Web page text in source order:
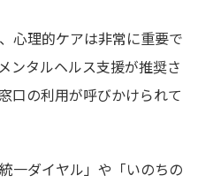
心理的ケアは非常に重要で
ンタルヘルス支援が推奨さ
口の利用が呼びかけられて
一ダイヤル」や「いのちの